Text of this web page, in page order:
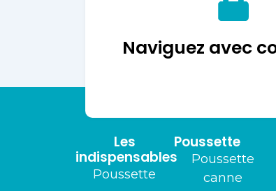
Naviguez avec
Les
indispensables
Poussette
Poussette
Poussette
canne